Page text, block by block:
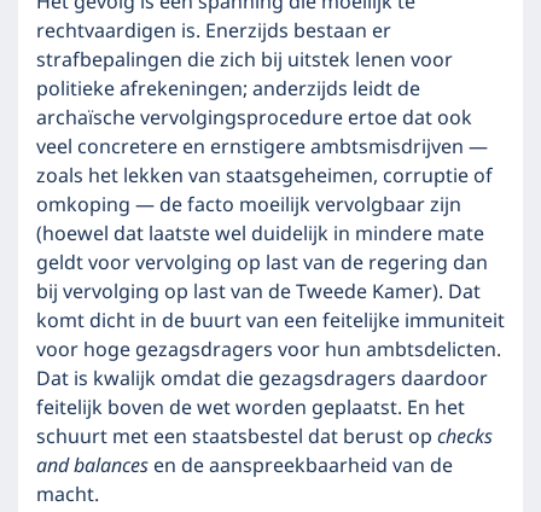
rechtvaardigen is. Enerzijds bestaan er
strafbepalingen die zich bij uitstek lenen voor
politieke afrekeningen; anderzijds leidt de
archaïsche vervolgingsprocedure ertoe dat ook
veel concretere en ernstigere ambtsmisdrijven —
zoals het lekken van staatsgeheimen, corruptie of
omkoping — de facto moeilijk vervolgbaar zijn
(hoewel dat laatste wel duidelijk in mindere mate
geldt voor vervolging op last van de regering dan
bij vervolging op last van de Tweede Kamer). Dat
komt dicht in de buurt van een feitelijke immuniteit
voor hoge gezagsdragers voor hun ambtsdelicten.
Dat is kwalijk omdat die gezagsdragers daardoor
feitelijk boven de wet worden geplaatst. En het
schuurt met een staatsbestel dat berust opchecks
and balancesen de aanspreekbaarheid van de
macht.